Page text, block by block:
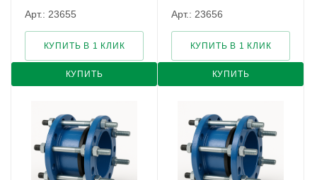
Арт.: 23655
КУПИТЬ
КУПИТЬ В 1 КЛИК
Арт.: 23656
КУПИТЬ
КУПИТЬ В 1 КЛИК